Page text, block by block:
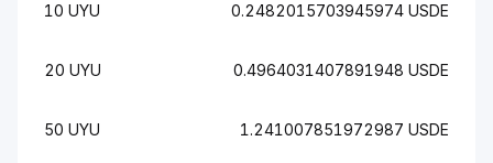
10 UYU 0.2482015703945974 USDE
20 UYU 0.4964031407891948 USDE
50 UYU 1.241007851972987 USDE